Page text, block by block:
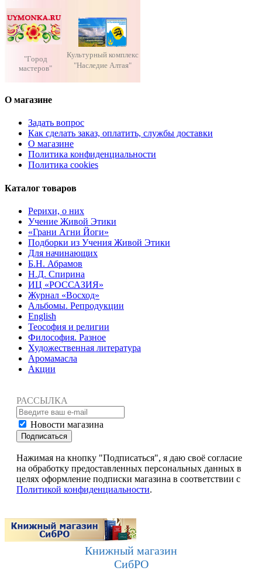
"Город
мастеров"
Культурный комплекс
"Наследие Алтая"
О магазине
Задать вопрос
Как сделать заказ, оплатить, службы доставки
О магазине
Политика конфиденциальности
Политика cookies
Каталог товаров
Рерихи, о них
Учение Живой Этики
«Грани Агни Йоги»
Подборки из Учения Живой Этики
Для начинающих
Б.Н. Абрамов
Н.Д. Спирина
ИЦ «РОССАЗИЯ»
Журнал «Восход»
Альбомы. Репродукции
English
Теософия и религии
Философия. Разное
Художественная литература
Аромамасла
Акции
РАССЫЛКА
Новости магазина
Подписаться
Нажимая на кнопку "Подписаться", я даю своё согласие
на обработку предоставленных персональных данных в
целях оформление подписки магазина в соответствии с
Политикой конфиденциальности.
Книжный магазин
СибРО